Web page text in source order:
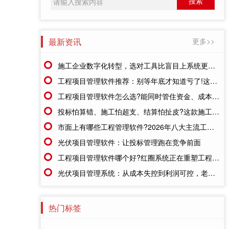
最新资讯 更多>>
施工企业数字化转型，选对工具比盲目上系统更重要
工程项目管理软件推荐：别等年底才知道亏了!这套系统让每一分钱都有迹可循
工程项目管理软件怎么选?能同时管住资金、成本、进度的才靠谱
投标怕算错、施工怕超支、结算怕扯皮?这款施工成本管理系统一招全解决
市面上有哪些工程管理软件?2026年八大主流工具深度盘点
光伏项目管理软件：让投标管理跑在竞争前面
工程项目管理软件哪个好?红圈系统正在重塑工程企业的"数字大脑"
光伏项目管理系统：从成本失控到利润可控，老板只需做对一步
热门标签